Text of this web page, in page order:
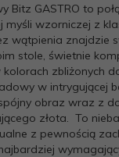
Bitz GASTRO to
myśli wzorniczej z
wątpienia znajdzie
stole, świetnie
zbliżonych
w intrygującej
obraz wraz z
złota. To
z pewnością